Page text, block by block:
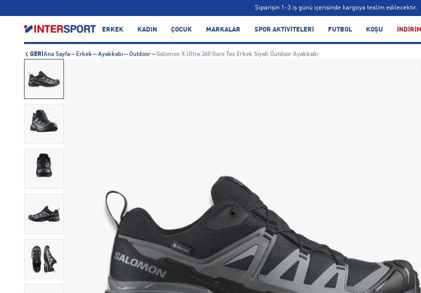
Siparişin 1-3 iş günü içerisinde kargoya teslim edilecektir.
Bonus kartlara özel vade farksız taksit seçenekleri!
ERKEK KADIN ÇOCUK MARKALAR SPOR AKTİVİTELERİ FUTBOL KOŞU İNDİRİM
GERİ Ana Sayfa Erkek Ayakkabı Outdoor
Salomon X Ultra 360 Gore Tex Erkek Siyah Outdoor Ayakkabı